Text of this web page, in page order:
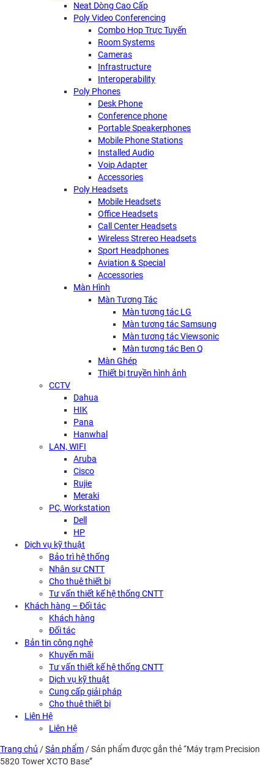
Neat Dòng Cao Cấp
Poly Video Conferencing
Combo Họp Trực Tuyến
Room Systems
Cameras
Infrastructure
Interoperability
Poly Phones
Desk Phone
Conference phone
Portable Speakerphones
Mobile Phone Stations
Installed Audio
Voip Adapter
Accessories
Poly Headsets
Mobile Headsets
Office Headsets
Call Center Headsets
Wireless Strereo Headsets
Sport Headphones
Aviation & Special
Accessories
Màn Hình
Màn Tương Tác
Màn tương tác LG
Màn tương tác Samsung
Màn tương tác Viewsonic
Màn tương tác Ben Q
Màn Ghép
Thiết bị truyền hình ảnh
CCTV
Dahua
HIK
Pana
Hanwhal
LAN, WIFI
Aruba
Cisco
Rujie
Meraki
PC, Workstation
Dell
HP
Dịch vụ kỹ thuật
Bảo trì hệ thống
Nhân sự CNTT
Cho thuê thiết bị
Tư vấn thiết kế hệ thống CNTT
Khách hàng – Đối tác
Khách hàng
Đối tác
Bản tin công nghệ
Khuyến mãi
Tư vấn thiết kế hệ thống CNTT
Dịch vụ kỹ thuật
Cung cấp giải pháp
Cho thuê thiết bị
Liên Hệ
Liên Hệ
Trang chủ /Sản phẩm / Sản phẩm được gắn thẻ “Máy trạm Precision
5820 Tower XCTO Base”